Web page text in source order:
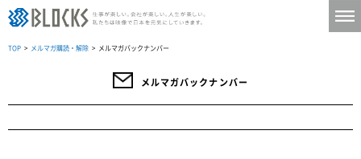
TOP > メルマガ購読・解除 > メルマガバックナンバー
メルマガバックナンバー